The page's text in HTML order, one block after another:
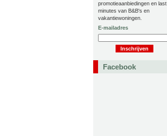
promotieaanbiedingen en last
minutes van B&B's en
vakantiewoningen.
E-mailadres
Facebook